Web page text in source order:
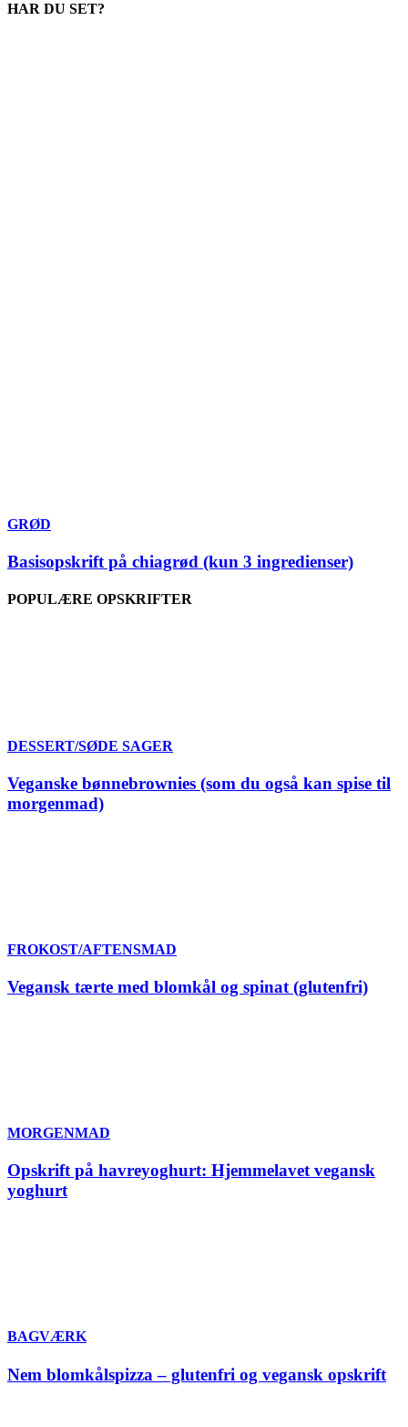
HAR DU SET?
GRØD
Basisopskrift på chiagrød (kun 3 ingredienser)
POPULÆRE OPSKRIFTER
DESSERT/SØDE SAGER
Veganske bønnebrownies (som du også kan spise til
morgenmad)
FROKOST/AFTENSMAD
Vegansk tærte med blomkål og spinat (glutenfri)
MORGENMAD
Opskrift på havreyoghurt: Hjemmelavet vegansk
yoghurt
BAGVÆRK
Nem blomkålspizza – glutenfri og vegansk opskrift